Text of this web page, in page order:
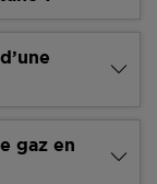
gaz en